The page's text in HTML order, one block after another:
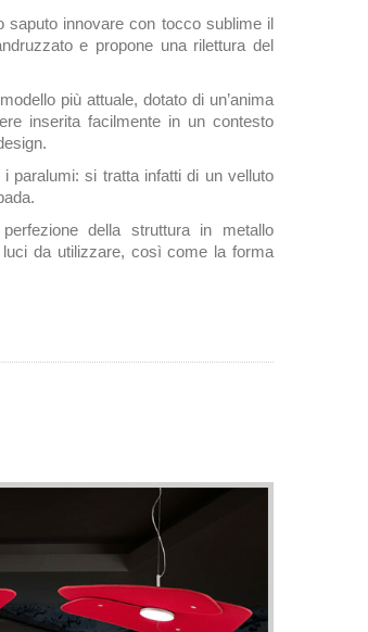
saputo innovare con tocco sublime il
e propone una rilettura del
più attuale, dotato di un’anima
inserita facilmente in un contesto
paralumi: si tratta infatti di un velluto
della struttura in metallo
da utilizzare, così come la forma